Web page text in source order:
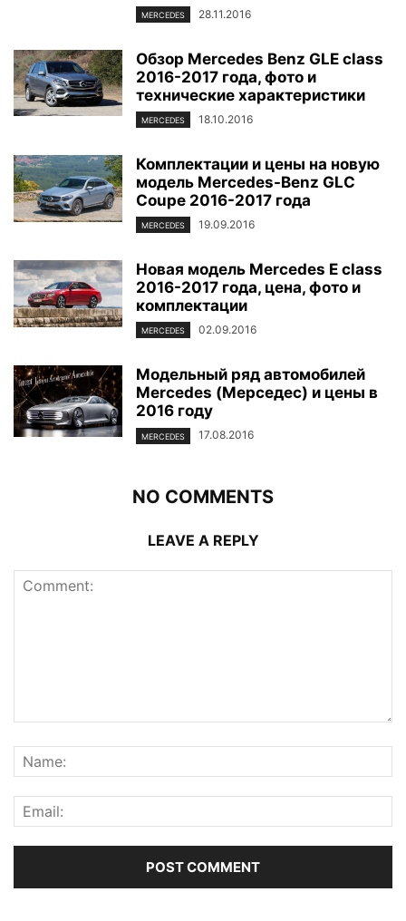
MERCEDES 28.11.2016
Обзор Mercedes Benz GLE class
2016-2017 года, фото и
технические характеристики
MERCEDES 18.10.2016
Комплектации и цены на новую
модель Mercedes-Benz GLC
Coupe 2016-2017 года
MERCEDES 19.09.2016
Новая модель Mercedes E class
2016-2017 года, цена, фото и
комплектации
MERCEDES 02.09.2016
Модельный ряд автомобилей
Mercedes (Мерседес) и цены в
2016 году
MERCEDES 17.08.2016
NO COMMENTS
LEAVE A REPLY